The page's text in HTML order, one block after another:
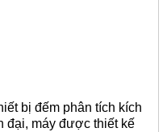
bị đếm phân tích kích
đại, máy được thiết kế